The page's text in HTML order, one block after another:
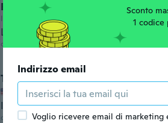
Edith
Iscrizione dal 2017
Le côté du drap contour n’est pas
circa 5 anni fa
Teresa
Iscrizione dal 2019 · 84 recensioni
It feels good to sleep on I love it
circa 5 anni fa
Sconto
1 codice
Indirizzo email
Voglio ricevere email di marketing